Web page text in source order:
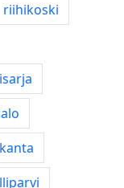
riihikoski